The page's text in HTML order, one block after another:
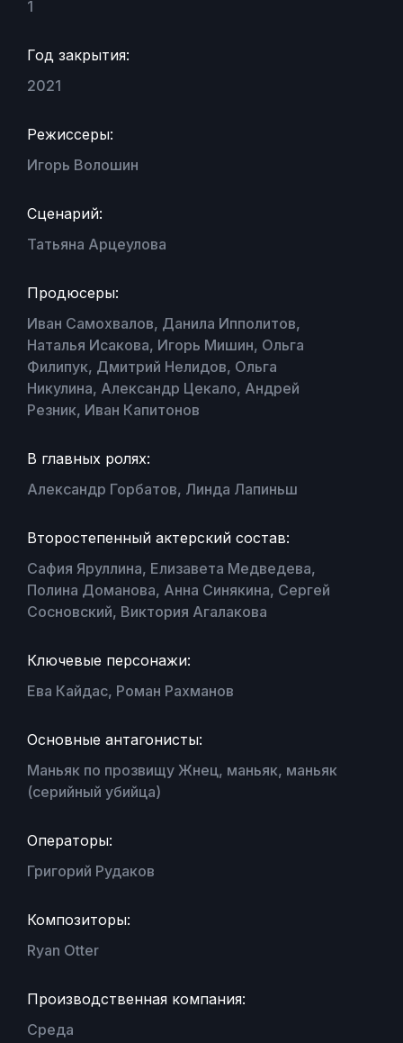
1
Год закрытия:
2021
Режиссеры:
Игорь Волошин
Сценарий:
Татьяна Арцеулова
Продюсеры:
Иван Самохвалов, Данила Ипполитов,
Наталья Исакова, Игорь Мишин, Ольга
Филипук, Дмитрий Нелидов, Ольга
Никулина, Александр Цекало, Андрей
Резник, Иван Капитонов
В главных ролях:
Александр Горбатов, Линда Лапиньш
Второстепенный актерский состав:
Сафия Яруллина, Елизавета Медведева,
Полина Доманова, Анна Синякина, Сергей
Сосновский, Виктория Агалакова
Ключевые персонажи:
Ева Кайдас, Роман Рахманов
Основные антагонисты:
Маньяк по прозвищу Жнец, маньяк, маньяк
(серийный убийца)
Операторы:
Григорий Рудаков
Композиторы:
Ryan Otter
Производственная компания:
Среда